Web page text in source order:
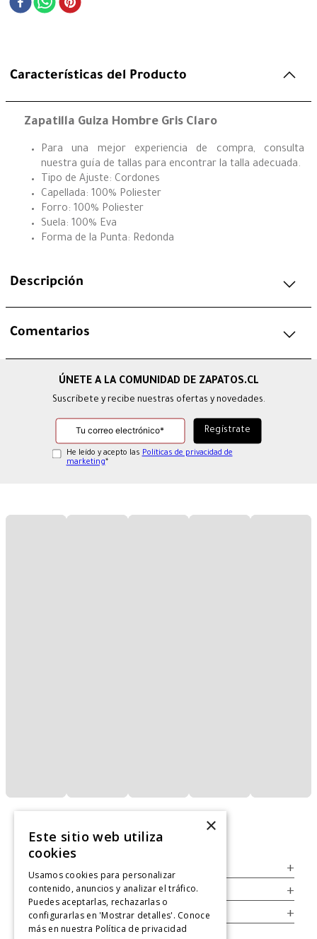
Características del Producto
Zapatilla Guiza Hombre Gris Claro
Para una mejor experiencia de compra, consulta
nuestra guía de tallas para encontrar la talla adecuada.
Tipo de Ajuste: Cordones
Capellada: 100% Poliester
Forro: 100% Poliester
Suela: 100% Eva
Forma de la Punta: Redonda
Descripción
Comentarios
Suscríbete y recibe nuestras ofertas y novedades.
He leído y acepto las Políticas de privacidad de
marketing*
+
Legal +
Cuenta +
×
Este sitio web utiliza
cookies
Usamos cookies para personalizar
contenido, anuncios y analizar el tráfico.
Puedes aceptarlas, rechazarlas o
configurarlas en 'Mostrar detalles'. Conoce
más en nuestra Política de privacidad